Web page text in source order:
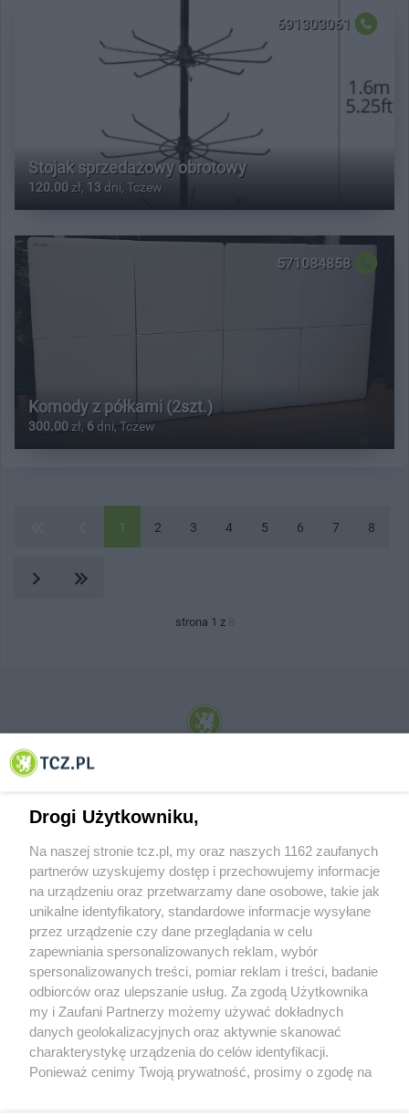
691303061
Stojak sprzedażowy obrotowy
120.00 zł, 13 dni, Tczew
571084858
Komody z półkami (2szt.)
300.00 zł, 6 dni, Tczew
1 2 3 4 5 6 7 8
strona 1 z 8
© 2001-2026 Tczew - TCZ.PL Sp. z o.o. Internetowy Serwis Informacyjny Miasta
O FIRMIE POLITYKA PRYWATNOŚCI HOSTING
REKLAMA WSPÓŁPRACA RSS FACEBOOK KONTAKT
Nasze serwisy
Aktualności
Tcz24
Muzyka i kultura
Archiwum wydarzeń
Drogi Użytkowniku,
Na naszej stronie tcz.pl, my oraz naszych 1162 zaufanych
partnerów uzyskujemy dostęp i przechowujemy informacje
na urządzeniu oraz przetwarzamy dane osobowe, takie jak
unikalne identyfikatory, standardowe informacje wysyłane
przez urządzenie czy dane przeglądania w celu
zapewniania spersonalizowanych reklam, wybór
spersonalizowanych treści, pomiar reklam i treści, badanie
odbiorców oraz ulepszanie usług. Za zgodą Użytkownika
my i Zaufani Partnerzy możemy używać dokładnych
danych geolokalizacyjnych oraz aktywnie skanować
charakterystykę urządzenia do celów identyfikacji.
Ponieważ cenimy Twoją prywatność, prosimy o zgodę na